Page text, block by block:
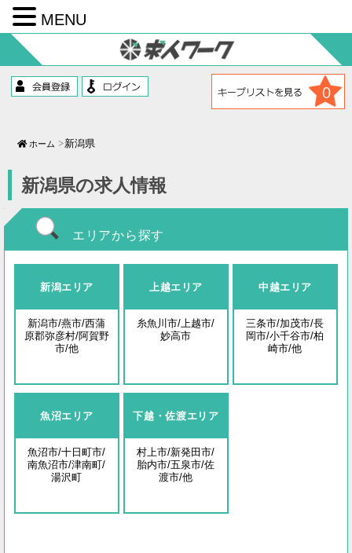
コ
テ
ン
ツ
0
ホーム 新潟県
新潟県の求人情報
エリアから探す
新潟エリア
新潟市/燕市/西蒲
原郡弥彦村/阿賀野
市/他
上越エリア
糸魚川市/上越市/
妙高市
中越エリア
三条市/加茂市/長
岡市/小千谷市/柏
崎市/他
魚沼エリア
魚沼市/十日町市/
南魚沼市/津南町/
湯沢町
下越・佐渡エリア
村上市/新発田市/
胎内市/五泉市/佐
渡市/他
MENU